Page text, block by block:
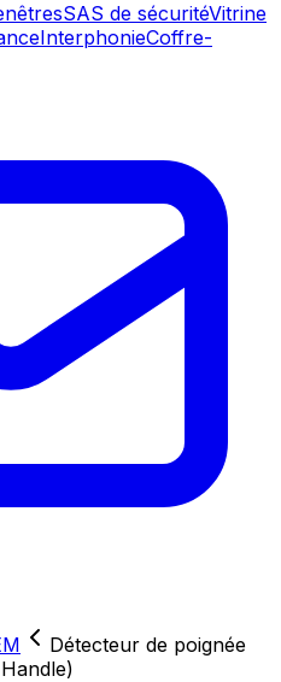
SAS de sécuritéVitrine
InterphonieCoffre-
Détecteur de poignée